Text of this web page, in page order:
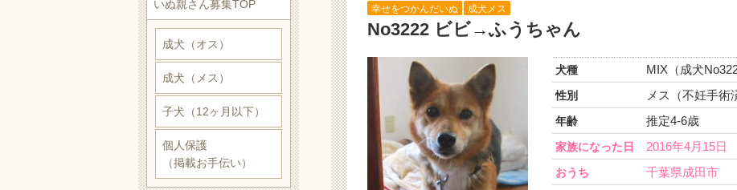
幸せをつかんだいぬ 成犬メス
No3222 ビビ→ふうちゃん
犬種 MIX（成犬
性別 メス（不妊手術
年齢 推定4-6歳
家族になった日 2016年4月15日
おうち 千葉県成田市
いぬ親さん募集TOP
成犬（オス）
成犬（メス）
子犬（12ヶ月以下）
個人保護
（掲載お手伝い）